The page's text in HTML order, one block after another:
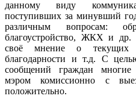
данному виду
поступивших за минувший
различным вопросам:
благоустройство, ЖКХ и
своё мнение о текущих
благодарности и т.д. С
сообщений граждан
мэром комиссионно с
положительно.